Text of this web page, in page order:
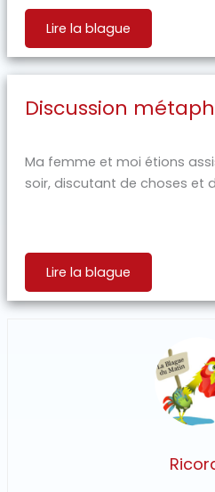
Lire la blague
Discussion
Ma femme et moi étions
soir, discutant de choses et
Lire la blague